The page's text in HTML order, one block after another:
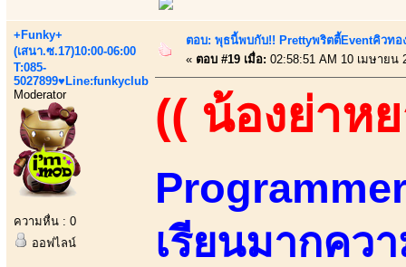
+Funky+
(เสนา.ซ.17)10:00-06:00
T:085-
5027899♥Line:funkyclub
Moderator
ความหื่น : 0
ออฟไลน์
ตอบ: พุธนี้พบกับ!! Prettyพริตตี้Eventคิวทอ
« ตอบ #19 เมื่อ: 02:58:51 AM 10 เมษายน
(( น้องย่าห
เรียนมากคว